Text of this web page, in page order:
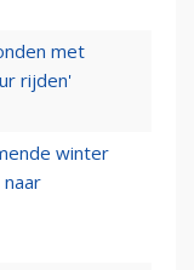
met
rijden'
winter